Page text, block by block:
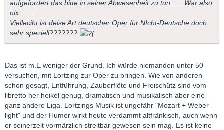
aufgefordert das bitte in seiner Abwesenheit zu tun...... War also
nix........
Vielleciht ist deise Art deutscher Oper für NIcht-Deutsche doch
sehr speziell???????
Das ist m.E weniger der Grund. Ich würde niemanden unter 50
versuchen, mit Lortzing zur Oper zu bringen. Wie von anderen
schon gesagt, Entführung, Zauberflöte und Freischütz sind vom
libretto her heikel genug, dramatisch und musikalisch aber eine
ganz andere Liga. Lortzings Musik ist ungefähr "Mozart + Weber
light" und der Humor wirkt heute verdammt altfränkisch, auch wenn
er seinerzeit vormärzlich streitbar gewesen sein mag. Es ist keine